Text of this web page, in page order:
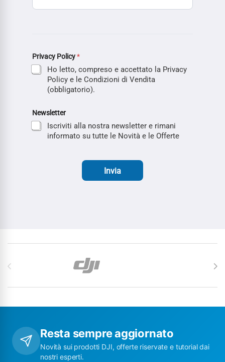
Privacy Policy*
Ho letto, compreso e accettato la Privacy
Policy e le Condizioni di Vendita
(obbligatorio).
Newsletter
Iscriviti alla nostra newsletter e rimani
informato su tutte le Novità e le Offerte
Invia
Resta sempre aggiornato
Novità sui prodotti DJI, offerte riservate e tutorial dai
nostri esperti.